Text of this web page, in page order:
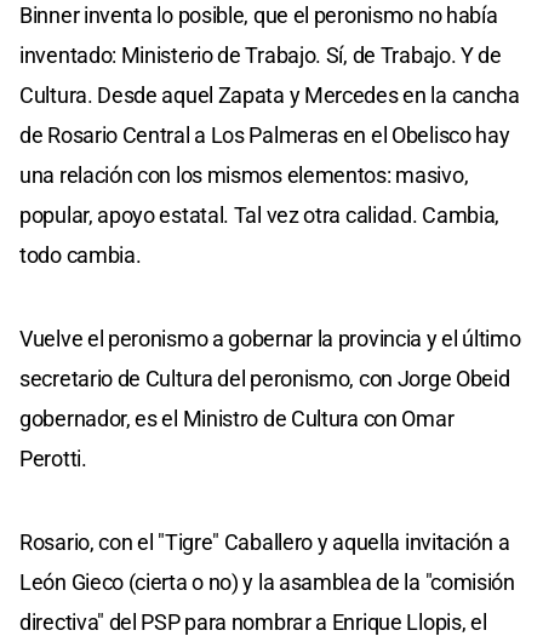
Binner inventa lo posible, que el peronismo no había
inventado: Ministerio de Trabajo. Sí, de Trabajo. Y de
Cultura. Desde aquel Zapata y Mercedes en la cancha
de Rosario Central a Los Palmeras en el Obelisco hay
una relación con los mismos elementos: masivo,
popular, apoyo estatal. Tal vez otra calidad. Cambia,
todo cambia.
Vuelve el peronismo a gobernar la provincia y el último
secretario de Cultura del peronismo, con Jorge Obeid
gobernador, es el Ministro de Cultura con Omar
Perotti.
Rosario, con el "Tigre" Caballero y aquella invitación a
León Gieco (cierta o no) y la asamblea de la "comisión
directiva" del PSP para nombrar a Enrique Llopis, el